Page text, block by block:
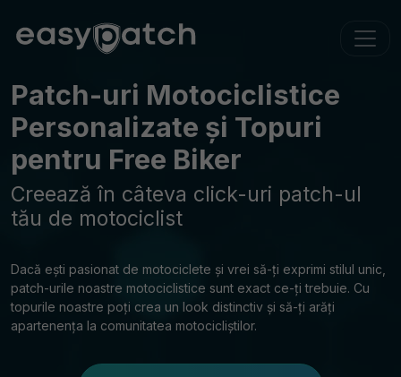
Patch-uri Motociclistice
Personalizate și Topuri
pentru Free Biker
Creează în câteva click-uri patch-ul
tău de motociclist
Dacă ești pasionat de motociclete și vrei să-ți exprimi stilul unic,
patch-urile noastre motociclistice sunt exact ce-ți trebuie. Cu
topurile noastre poți crea un look distinctiv și să-ți arăți
apartenența la comunitatea motocicliștilor.